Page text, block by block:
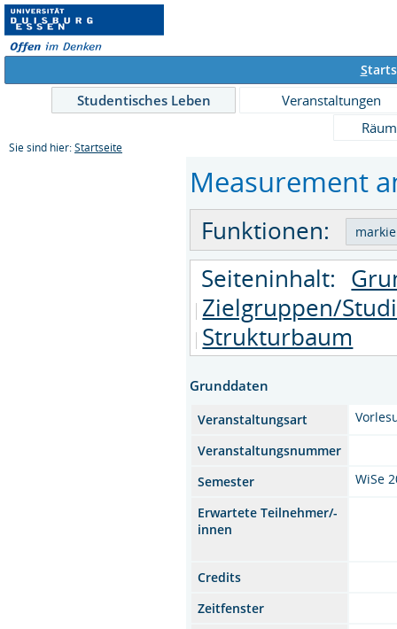
S
Studentisches Leben
Veranstaltungen
Sie sind hier: Startseite
Measurement
Funktionen:
Seiteninhalt:
Zielgruppen/
Strukturbaum
Grunddaten
Veranstaltungsart
Veranstaltungsnummer
Semester
WiSe
Erwartete Teilnehmer/-
innen
Credits
Zeitfenster